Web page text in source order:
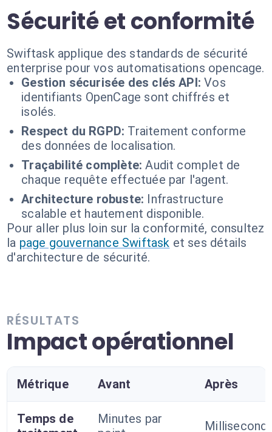
Sécurité et conformité
Swiftask applique des standards de sécurité
enterprise pour vos automatisations opencage.
Gestion sécurisée des clés API: Vos
identifiants OpenCage sont chiffrés et
isolés.
Respect du RGPD: Traitement conforme
des données de localisation.
Traçabilité complète: Audit complet de
chaque requête effectuée par l'agent.
Architecture robuste: Infrastructure
scalable et hautement disponible.
Pour aller plus loin sur la conformité, consultez
la page gouvernance Swiftask et ses détails
d'architecture de sécurité.
RÉSULTATS
Impact opérationnel
Métrique Avant Après
Temps de
Minutes par